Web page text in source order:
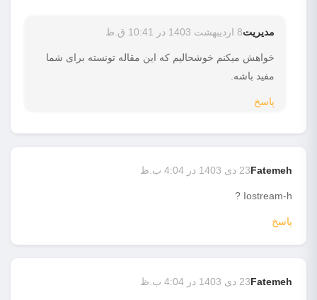
مدیریت8 اردیبهشت 1403 در 10:41 ق.ظ
خواهش میکنم خوشحالیم که این مقاله تونسته برای شما
مفید باشه.
پاسخ
Fatemeh23 دی 1403 در 4:04 ب.ظ
Iostream-h ?
پاسخ
Fatemeh23 دی 1403 در 4:04 ب.ظ